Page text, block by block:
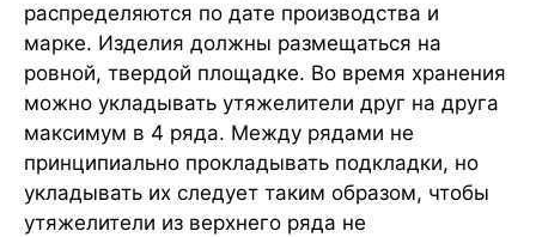
распределяются по дате производства и
марке. Изделия должны размещаться на
ровной, твердой площадке. Во время хранения
можно укладывать утяжелители друг на друга
максимум в 4 ряда. Между рядами не
принципиально прокладывать подкладки, но
укладывать их следует таким образом, чтобы
утяжелители из верхнего ряда не